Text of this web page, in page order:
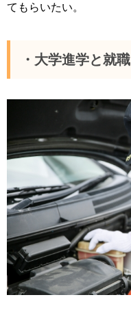
てもらいたい。
・大学進学と就職